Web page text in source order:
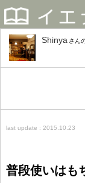
Shinya さん
last update : 2015.10.23
普段使いはも